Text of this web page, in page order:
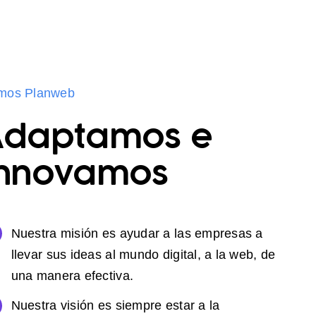
Planweb
e
Nuestra misión es ayudar a las empresas a
llevar sus ideas al mundo digital, a la web, de
una manera efectiva.
Nuestra visión es siempre estar a la